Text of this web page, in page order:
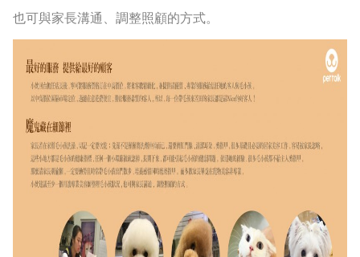
也可與家長溝通、調整照顧的方式。